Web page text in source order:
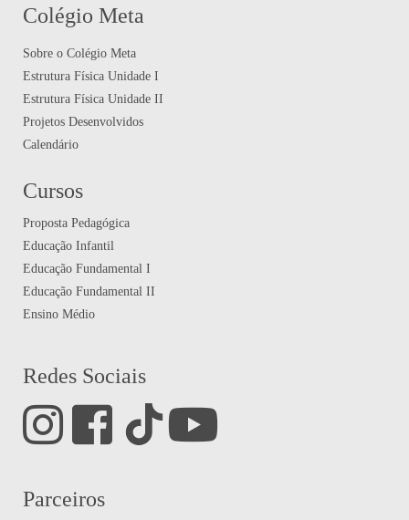
Colégio Meta
Sobre o Colégio Meta
Estrutura Física Unidade I
Estrutura Física Unidade II
Projetos Desenvolvidos
Calendário
Cursos
Proposta Pedagógica
Educação Infantil
Educação Fundamental I
Educação Fundamental II
Ensino Médio
Redes Sociais
Parceiros